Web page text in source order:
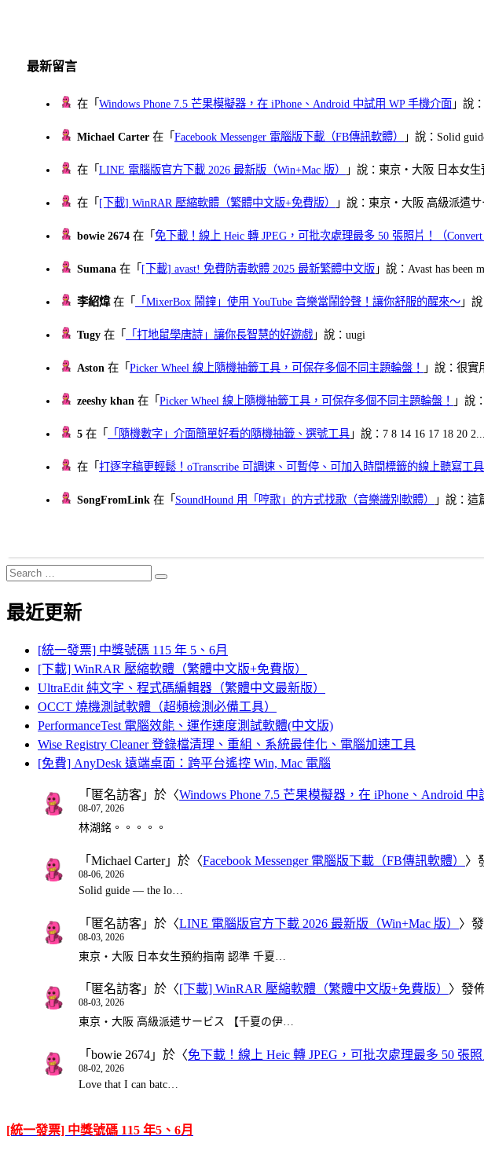
最新留言
在「Windows Phone 7.5 芒果模擬器，在 iPhone、Android 中試用 WP 手機介面 」說
Michael Carter 在「Facebook Messenger 電腦版下載（FB傳訊軟體） 」說：Solid
在「LINE 電腦版官方下載 2026 最新版（Win+Mac 版） 」說：東京・大阪 日本女生
在「 [下載] WinRAR 壓縮軟體（繁體中文版+免費版） 」說：東京・大阪 高級派遣サ
bowie 2674 在「免下載！線上 Heic 轉 JPEG，可批次處理最多 50 張照片！（Convert
Sumana 在「 [下載] avast! 免費防毒軟體 2025 最新繁體中文版 」說：Avast has been
李紹煒在「 「MixerBox 鬧鐘」使用 YouTube 音樂當鬧鈴聲！讓你舒服的醒來～ 」
Tugy 在「 「打地鼠學唐詩」讓你長智慧的好遊戲 」說：uugi
Aston 在「Picker Wheel 線上隨機抽籤工具，可保存多個不同主題輪盤！ 」說：很實
zeeshy khan 在「Picker Wheel 線上隨機抽籤工具，可保存多個不同主題輪盤！ 」說
5 在「 「隨機數字」介面簡單好看的隨機抽籤、選號工具 」說：7 8 14 16 17 18 20 2...
在「打逐字稿更輕鬆！oTranscribe 可調速、可暫停、可加入時間標籤的線上聽寫工具
SongFromLink 在「 SoundHound 用「哼歌」的方式找歌（音樂識別軟體） 」說：這
Search
for:
Search
最近更新
[統一發票] 中獎號碼 115 年 5、6月
[下載] WinRAR 壓縮軟體（繁體中文版+免費版）
UltraEdit 純文字、程式碼編輯器（繁體中文最新版）
OCCT 燒機測試軟體（超頻檢測必備工具）
PerformanceTest 電腦效能、運作速度測試軟體(中文版)
Wise Registry Cleaner 登錄檔清理、重組、系統最佳化、電腦加速工具
[免費] AnyDesk 遠端桌面：跨平台遙控 Win, Mac 電腦
「 匿名訪客 」於〈Windows Phone 7.5 芒果模擬器，在 iPhone、Android
08-07, 2026
林湖銘。。。。。
「 Michael Carter」於〈Facebook Messenger 電腦版下載（FB傳訊軟體） 〉
08-06, 2026
Solid guide — the lo…
「 匿名訪客 」於〈LINE 電腦版官方下載 2026 最新版（Win+Mac 版） 〉
08-03, 2026
東京・大阪 日本女生預約指南 認準 千夏…
「 匿名訪客 」於〈[下載] WinRAR 壓縮軟體（繁體中文版+免費版） 〉發
08-03, 2026
東京・大阪 高級派遣サービス 【千夏の伊…
「 bowie 2674 」於〈免下載！線上 Heic 轉 JPEG，可批次處理最多 50 張照
08-02, 2026
Love that I can batc…
[統一發票] 中獎號碼 115 年5、6月